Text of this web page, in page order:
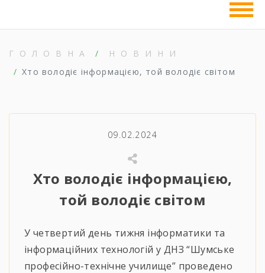
ГОЛОВНА
НОВИНИ
Хто володіє інформацією, той володіє світом
09.02.2024
Хто володіє інформацією,
той володіє світом
У четвертий день тижня інформатики та
інформаційних технологій у ДНЗ “Шумське
професійно-технічне училище” проведено